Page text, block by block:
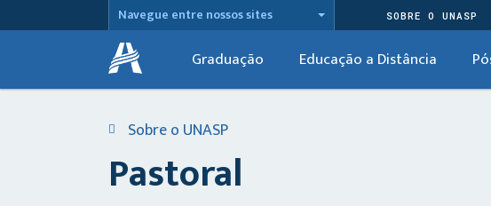
Navegue entre nossos sites SOBRE O UNASP
Graduação Educação a Distância
Sobre o UNASP
Pastoral